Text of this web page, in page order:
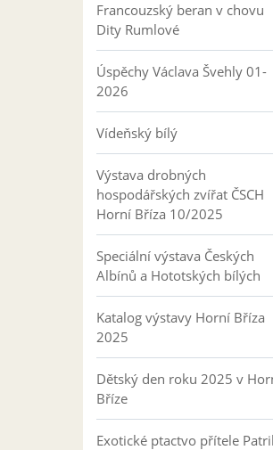
Francouzský beran v chovu
Dity Rumlové
Úspěchy Václava Švehly 01-
2026
Vídeňský bílý
Výstava drobných
hospodářských zvířat ČSCH
Horní Bříza 10/2025
Speciální výstava Českých
Albínů a Hototských bílých
Katalog výstavy Horní Bříza
2025
Dětský den roku 2025 v
Bříze
Exotické ptactvo přítele